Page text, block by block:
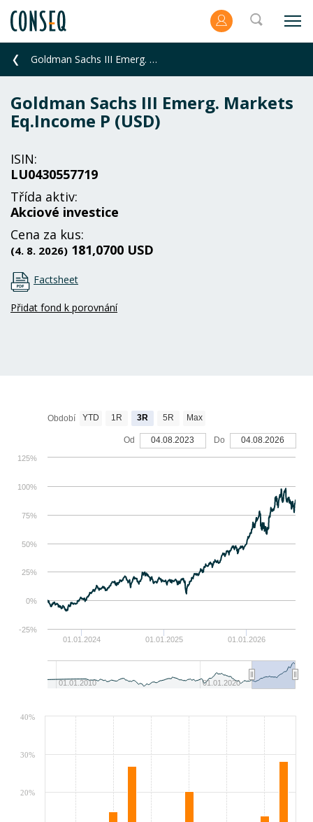
Goldman Sachs III Emerg. Markets Eq.Income P (USD)
Goldman Sachs III Emerg. Markets
Eq.Income P (USD)
ISIN:
LU0430557719
Třída aktiv:
Akciové investice
Cena za kus:
(4. 8. 2026) 181,0700 USD
Factsheet
Přidat fond k porovnání
01.01.2024 01.01.2025 01.01.2026
01.01.2010 01.01.2020
0%
100%
-25%
25%
50%
75%
125%
Období YTD 1R 3R 5R Max
Od 04.08.2023 Do 04.08.2026
20%
30%
40%